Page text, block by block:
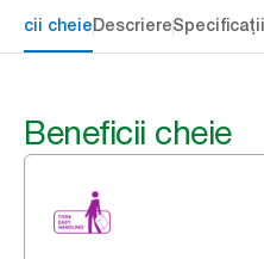
cheieDescriere
Beneficii cheie